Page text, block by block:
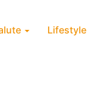
Lifestyle